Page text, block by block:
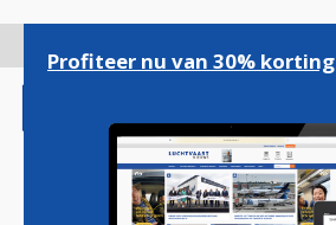
gaan
Profiteer nu van 30% korting